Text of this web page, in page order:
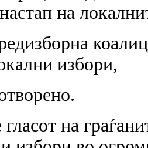
на
избори,
на